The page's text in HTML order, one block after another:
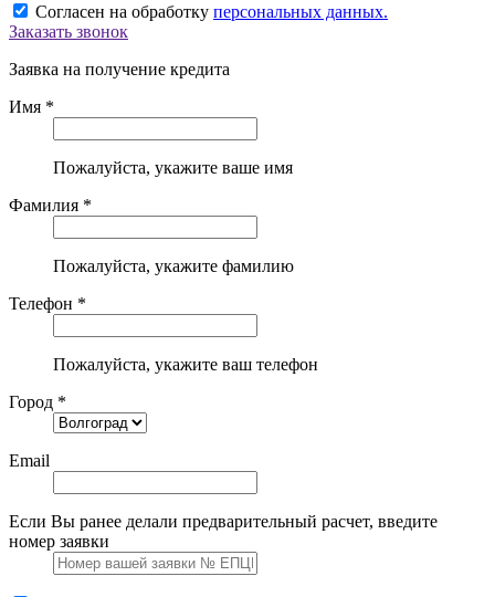
Согласен на обработку персональных данных.
Заказать звонок
Заявка на получение кредита
Имя *
Пожалуйста, укажите ваше имя
Фамилия *
Пожалуйста, укажите фамилию
Телефон *
Пожалуйста, укажите ваш телефон
Город *
Email
Если Вы ранее делали предварительный расчет, введите
номер заявки